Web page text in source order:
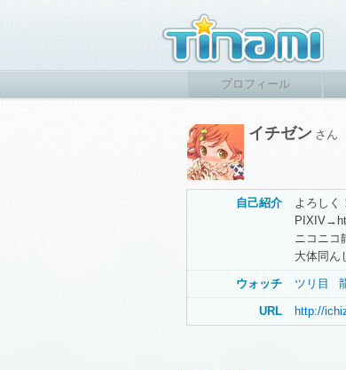
プロフィール
イチゼン さん
自己紹介
よろしく
ニコニコ
大体同ん
ウォッチ ツリ目
URL http://